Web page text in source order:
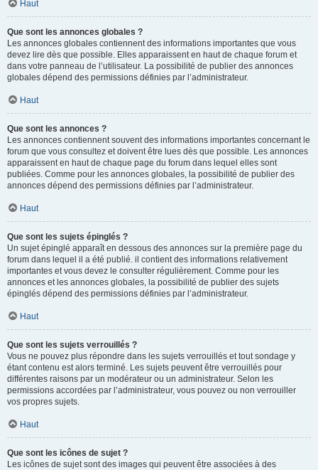
Haut
Que sont les annonces globales ?
Les annonces globales contiennent des informations importantes que vous
devez lire dès que possible. Elles apparaissent en haut de chaque forum et
dans votre panneau de l’utilisateur. La possibilité de publier des annonces
globales dépend des permissions définies par l’administrateur.
Haut
Que sont les annonces ?
Les annonces contiennent souvent des informations importantes concernant le
forum que vous consultez et doivent être lues dès que possible. Les annonces
apparaissent en haut de chaque page du forum dans lequel elles sont
publiées. Comme pour les annonces globales, la possibilité de publier des
annonces dépend des permissions définies par l’administrateur.
Haut
Que sont les sujets épinglés ?
Un sujet épinglé apparaît en dessous des annonces sur la première page du
forum dans lequel il a été publié. il contient des informations relativement
importantes et vous devez le consulter régulièrement. Comme pour les
annonces et les annonces globales, la possibilité de publier des sujets
épinglés dépend des permissions définies par l’administrateur.
Haut
Que sont les sujets verrouillés ?
Vous ne pouvez plus répondre dans les sujets verrouillés et tout sondage y
étant contenu est alors terminé. Les sujets peuvent être verrouillés pour
différentes raisons par un modérateur ou un administrateur. Selon les
permissions accordées par l’administrateur, vous pouvez ou non verrouiller
vos propres sujets.
Haut
Que sont les icônes de sujet ?
Les icônes de sujet sont des images qui peuvent être associées à des